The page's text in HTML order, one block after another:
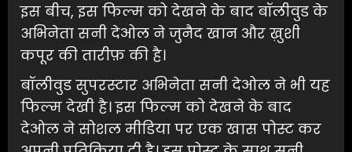
इस बीच, इस फिल्म को देखने के बाद बॉलीवुड के
अभिनेता सनी देओल ने जुनैद खान और ख़ुशी
कपूर की तारीफ़ की है।
बॉलीवुड सुपरस्टार अभिनेता सनी देओल ने भी यह
फिल्म देखी है। इस फिल्म को देखने के बाद
देओल ने सोशल मीडिया पर एक खास पोस्ट कर